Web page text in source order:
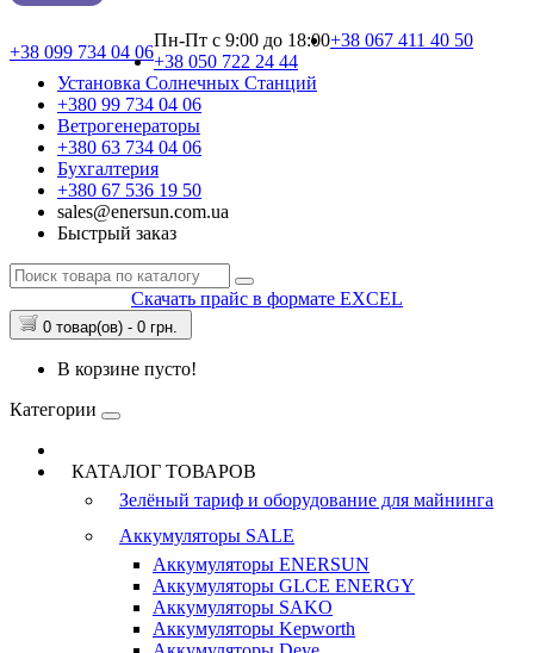
+38 099 734 04 06
Пн-Пт с 9:00 до 18:00+38 067 411 40 50
+38 050 722 24 44
Установка Cолнечных Cтанций
+380 99 734 04 06
Ветрогенераторы
+380 63 734 04 06
Бухгалтерия
+380 67 536 19 50
sales@enersun.com.ua
Быстрый заказ
Скачать прайс в формате EXCEL
0 товар(ов) - 0 грн.
В корзине пусто!
Категории
КАТАЛОГ ТОВАРОВ
Зелёный тариф и оборудование для майнинга
Аккумуляторы SALE
Аккумуляторы ENERSUN
Аккумуляторы GLCE ENERGY
Аккумуляторы SAKO
Аккумуляторы Kepworth